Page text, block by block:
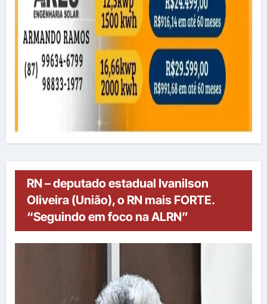
RN – deputado estadual Ivanilson
Oliveira (União), o RN mais FORTE.
“Seguindo em foco na ALRN”